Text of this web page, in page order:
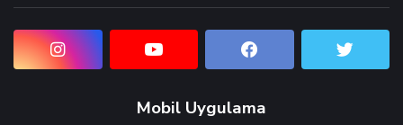
Mobil Uygulama